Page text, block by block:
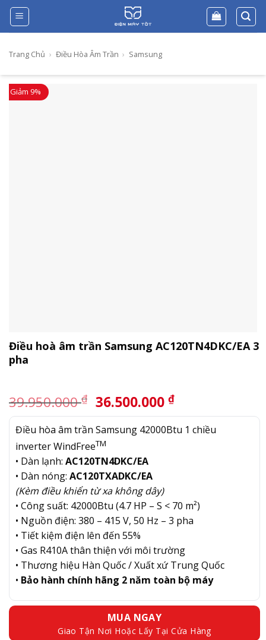
Skip
content
Trang Chủ › Điều Hòa Âm Trần › Samsung
Giảm 9%
Điều hoà âm trần Samsung AC120TN4DKC/EA 3
pha
39.950.000₫ Giá
gốc
là:
39.950.000 ₫.
36.500.000 ₫Giá
hiện
tại
Điều hòa âm trần Samsung 42000Btu 1 chiều
inverter WindFreeTM
• Dàn lạnh: AC120TN4DKC/EA
• Dàn nóng: AC120TXADKC/EA
(Kèm điều khiển từ xa không dây)
• Công suất: 42000Btu (4.7 HP – S < 70 m²)
• Nguồn điện: 380 – 415 V, 50 Hz – 3 pha
• Tiết kiệm điện lên đến 55%
• Gas R410A thân thiện với môi trường
• Thương hiệu Hàn Quốc / Xuất xứ Trung Quốc
• Bảo hành chính hãng 2 năm toàn bộ máy
MUA NGAY
Giao Tận Nơi Hoặc Lấy Tại Cửa Hàng